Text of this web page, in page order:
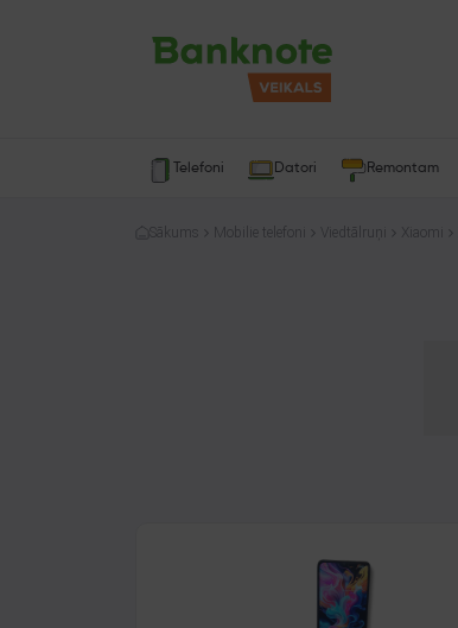
Telefoni Datori Remontam
Sākums Mobilie telefoni Viedtālruņi Xiaomi